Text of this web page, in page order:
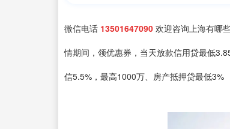
微信电话 13501647090 欢迎咨询上海有哪
情期间，领优惠券，当天放款信用贷最低
信5.5%，最高1000万、房产抵押贷最低3%